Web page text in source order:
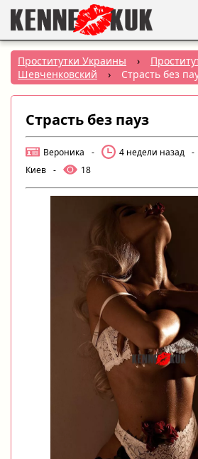
Вход
Регистрация
Города:
РУС|
Создать
Проститутки Украины ›
Шевченковский
› Страсть без
Страсть без пауз
Вероника - 4 недели назад -
Киев - 18